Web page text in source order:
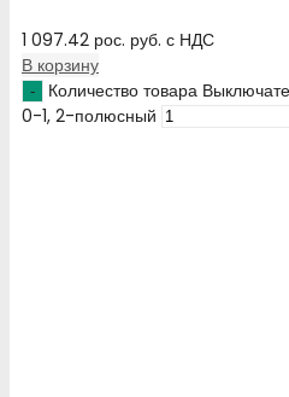
1 097.42 рос. руб. с НДС
В корзину
Количество товара
0-1, 2-полюсный